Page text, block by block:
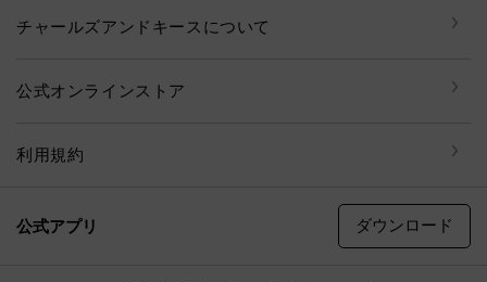
チャールズアンドキースについて
公式オンラインストア
利用規約
公式アプリ ダウンロード